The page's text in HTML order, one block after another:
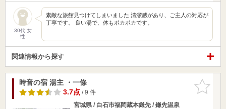
30代 女
性
素敵な旅館見つけてしまいました 清潔感があり、ご主人の対応が
丁寧です。 良い湯で、体もポカポカです。
関連情報から探す
お気に入
りに追加
時音の宿 湯主 ・一條
3.7点/ 9 件
宮城県 / 白石市福岡蔵本鎌先 / 鎌先温泉